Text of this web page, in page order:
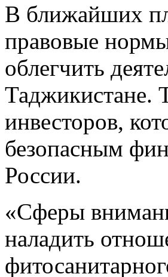
В ближайших
правовые
облегчить
Таджикистане.
инвесторов,
безопасным
России.
«Сферы
наладить